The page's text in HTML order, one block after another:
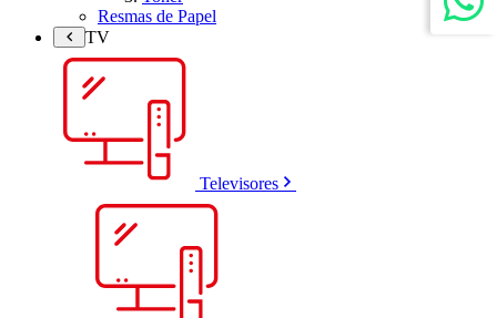
Resmas de Papel
TV
Televisores